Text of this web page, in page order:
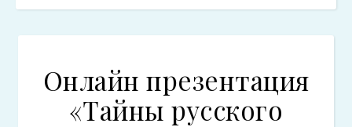
Онлайн презентация
«Тайны русского